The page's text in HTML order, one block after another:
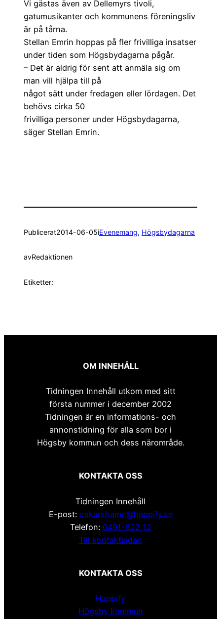
Vi gästas även av Dellemyrs tivoli,
gatumusikanter och kommunens föreningsliv
är på tårna.
Stellan Emrin hoppas på fler frivilliga insatser
under tiden som Högsbydagarna pågår.
– Det är aldrig för sent att anmäla sig om
man vill hjälpa till på
något sätt under fredagen eller lördagen. Det
behövs cirka 50
frivilliga personer under Högsbydagarna,
säger Stellan Emrin.
Publicerat2014-06-05iEvenemang, Högsbydagarna
avRedaktionen
Etiketter:
OM INNEHÅLL
Tidningen Innehåll utkom med sitt
första nummer i december 2002
Tidningen är en informations- och
annonstidning för alla som bor i
Högsby kommun och dess närområde.
KONTAKTA OSS
Tidningen Innehåll
E-post: oskarshamn@happify.se
Telefon: 0491-822 12
Till kontaktsidan
KONTAKTA OSS
Happify
Högsby kommun